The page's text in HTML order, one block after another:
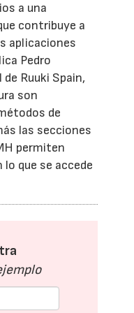
a una
contribuye a
aplicaciones
Pedro
Ruuki Spain,
son
de
las secciones
permiten
que se accede